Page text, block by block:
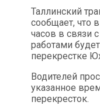
Таллинский
сообщает, что
часов в связи
работами
перекрестке
Водителей
указанное
перекресток.